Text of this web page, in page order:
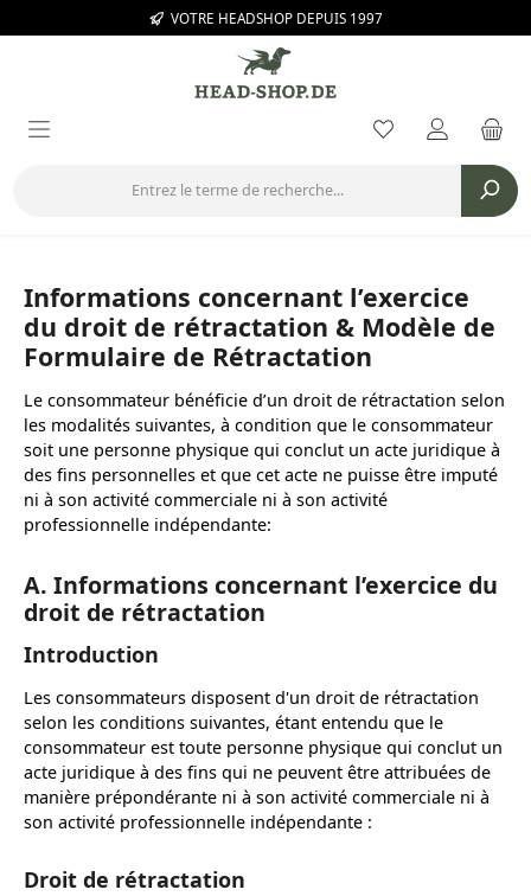
Passer au contenu principalVOTRE HEADSHOP DEPUIS 1997
Vous avez 0
Informations concernant l’exercice
du droit de rétractation & Modèle de
Formulaire de Rétractation
Le consommateur bénéficie d’un droit de rétractation selon
les modalités suivantes, à condition que le consommateur
soit une personne physique qui conclut un acte juridique à
des fins personnelles et que cet acte ne puisse être imputé
ni à son activité commerciale ni à son activité
professionnelle indépendante:
A. Informations concernant l’exercice du
droit de rétractation
Introduction
Les consommateurs disposent d'un droit de rétractation
selon les conditions suivantes, étant entendu que le
consommateur est toute personne physique qui conclut un
acte juridique à des fins qui ne peuvent être attribuées de
manière prépondérante ni à son activité commerciale ni à
son activité professionnelle indépendante :
Droit de rétractation